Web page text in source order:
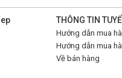
THÔNG TIN
Hướng dẫn mua
Hướng dẫn mua
Về bán hàng